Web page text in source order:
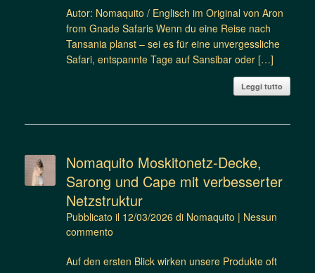
Autor: Nomaquito / Englisch im Original von Aron
from Gnade Safaris Wenn du eine Reise nach
Tansania planst – sei es für eine unvergessliche
Safari, entspannte Tage auf Sansibar oder […]
Leggi tutto
Nomaquito Moskitonetz-Decke,
Sarong und Cape mit verbesserter
Netzstruktur
Pubblicato il 12/03/2026 di Nomaquito | Nessun
commento
Auf den ersten Blick wirken unsere Produkte oft